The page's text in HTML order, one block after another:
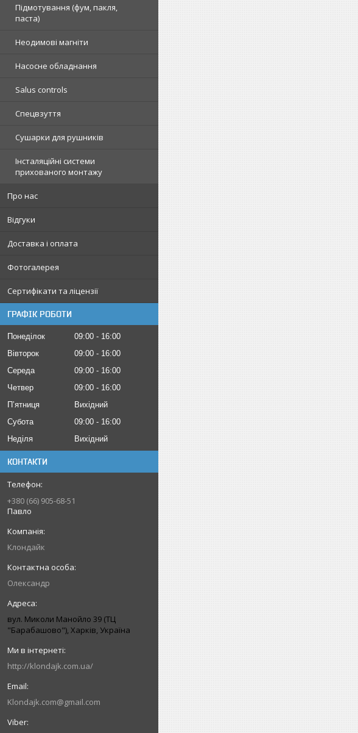
Підмотування (фум, пакля,
паста)
Неодимові магніти
Насосне обладнання
Salus controls
Спецвзуття
Сушарки для рушників
Інсталяційні системи
прихованого монтажу
Про нас
Відгуки
Доставка і оплата
Фотогалерея
Сертифікати та ліцензії
ГРАФІК РОБОТИ
Понеділок 09:00
16:00
Вівторок
09:00
16:00
Середа
09:00
16:00
Четвер
09:00
16:00
Пʼятниця
Вихідний
Субота
09:00
16:00
Неділя
Вихідний
КОНТАКТИ
+380 (66) 905-68-51
Павло
Клондайк
Олександр
вул. Миколи Манойло 39 (ТЦ
"Барабашово"), Харків, Україна
http://klondajk.com.ua/
Klondajk.com@gmail.com